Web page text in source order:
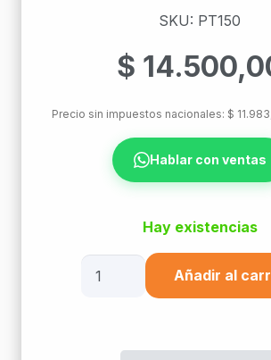
SKU: PT150
$
Precio sin impuestos nacionales: $
Hablar con ventas
Hay existencias
Añadir al